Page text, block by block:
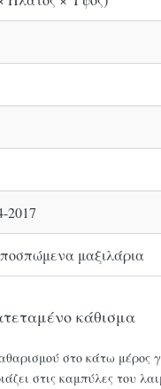
2017
μαξιλάρια
κάθισμα
στο κάτω μέρος
στις καμπύλες του